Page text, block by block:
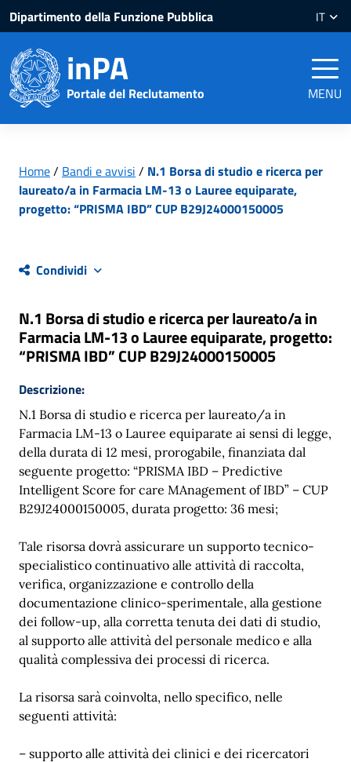
Salta
al
contenuto
Salta
al
pagina
Dipartimento della Funzione Pubblica IT
inPA
Portale del Reclutamento MENU
Home/ Bandi e avvisi / N.1 Borsa di studio e ricerca per
laureato/a in Farmacia LM-13 o Lauree equiparate,
progetto: “PRISMA IBD” CUP B29J24000150005
Condividi
N.1 Borsa di studio e ricerca per laureato/a in
Farmacia LM-13 o Lauree equiparate, progetto:
“PRISMA IBD” CUP B29J24000150005
Descrizione:
N.1 Borsa di studio e ricerca per laureato/a in
Farmacia LM-13 o Lauree equiparate ai sensi di legge,
della durata di 12 mesi, prorogabile, finanziata dal
seguente progetto: “PRISMA IBD – Predictive
Intelligent Score for care MAnagement of IBD” – CUP
B29J24000150005, durata progetto: 36 mesi;
Tale risorsa dovrà assicurare un supporto tecnico-
specialistico continuativo alle attività di raccolta,
verifica, organizzazione e controllo della
documentazione clinico-sperimentale, alla gestione
dei follow-up, alla corretta tenuta dei dati di studio,
al supporto alle attività del personale medico e alla
qualità complessiva dei processi di ricerca.
La risorsa sarà coinvolta, nello specifico, nelle
seguenti attività:
– supporto alle attività dei clinici e dei ricercatori